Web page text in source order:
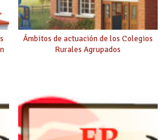
Ámbitos de actuación de los Colegios
Rurales Agrupados